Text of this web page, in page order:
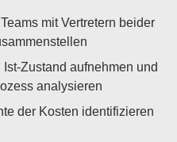
mit Vertretern beider
Zustand aufnehmen und
analysieren
der Kosten identifizieren